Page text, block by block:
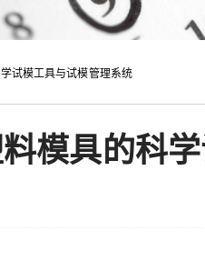
试模工具与试模管理系统
料模具的科